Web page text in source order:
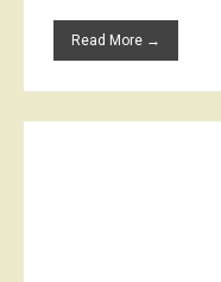
Read More →